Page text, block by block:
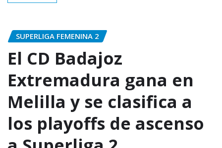
SUPERLIGA FEMENINA 2
El CD Badajoz
Extremadura gana en
Melilla y se clasifica a
los playoffs de ascenso